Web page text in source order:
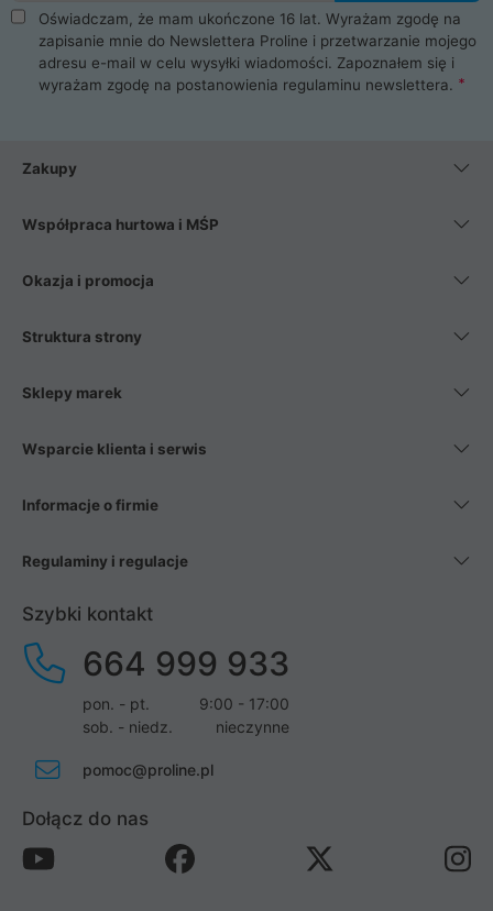
takie jak procesory, karty graficzne, płyty główne, pamięci,
dyski SSD, M.2 oraz HDD. Nasi pracownicy pomogą Ci wybrać
najlepszy zasilacz komputerowy oraz obudowę do komputera.
Poza komputerami mamy również najlepsze na rynku
Smartfony takich producentów jak Xiaomi, Apple, Samsung i
wentylatory. Na koniec mając już to wszystko, możesz
Oświadczam, że mam ukończone 16 lat. Wyrażam zgodę na
zapisanie mnie do Newslettera Proline i przetwarzanie mojego
adresu e-mail w celu wysyłki wiadomości. Zapoznałem się i
wyrażam zgodę na postanowienia regulaminu newslettera.
Zakupy
Współpraca hurtowa i MŚP
Okazja i promocja
Struktura strony
Sklepy marek
Wsparcie klienta i serwis
Informacje o firmie
Regulaminy i regulacje
Szybki kontakt
664 999 933
pon. - pt.
9:00 - 17:00
sob. - niedz.
nieczynne
pomoc@proline.pl
Dołącz do nas